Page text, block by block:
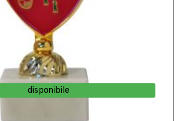
disponibile